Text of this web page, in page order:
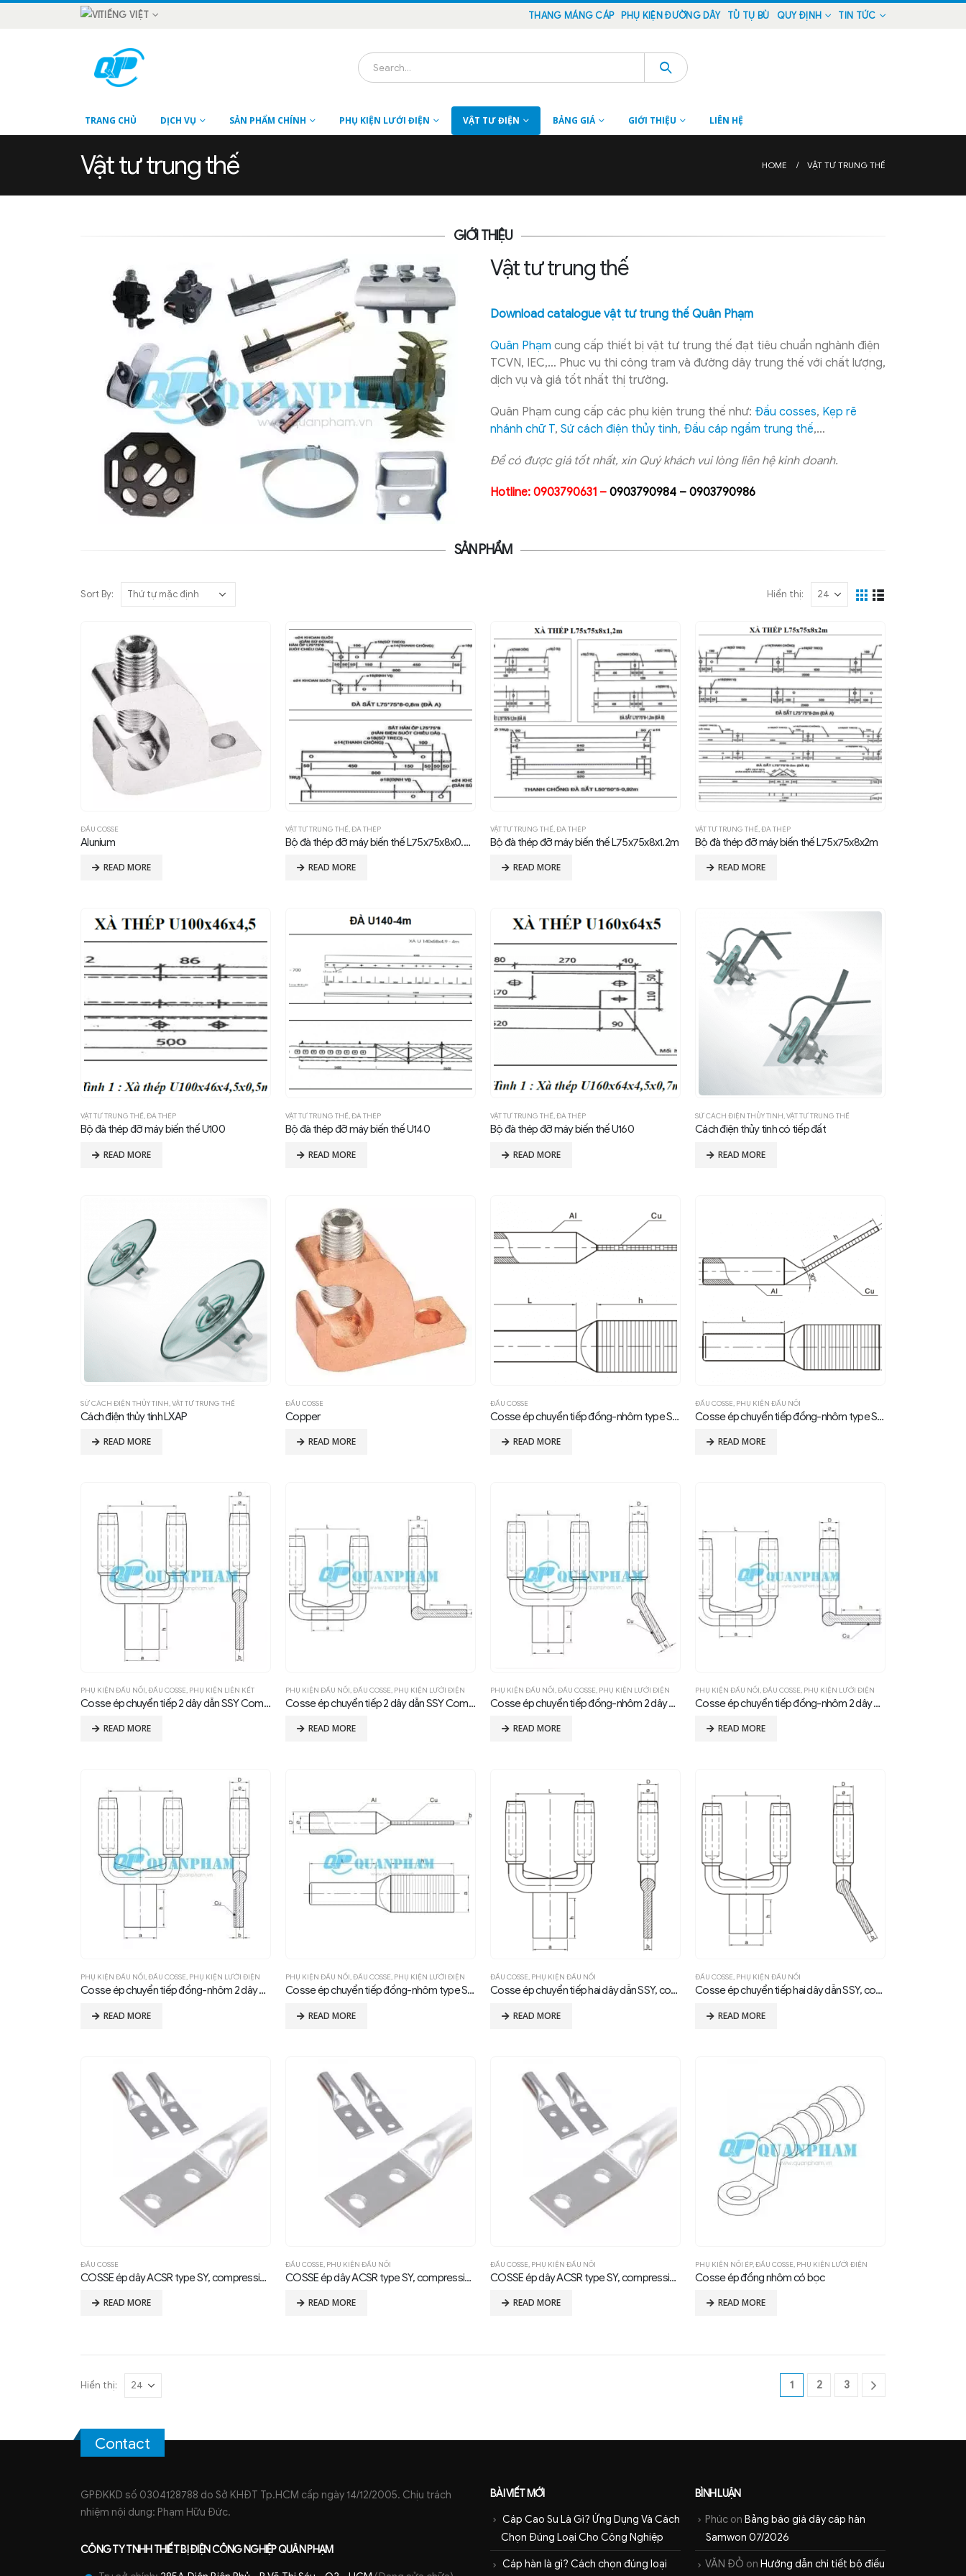
TIẾNG VIỆT THANG MÁNG CÁP PHỤ KIỆN ĐƯỜNG DÂY TỦ TỤ BÙ QUY ĐỊNH TIN TỨC
TRANG CHỦ DỊCH VỤ SẢN PHẨM CHÍNH PHỤ KIỆN LƯỚI ĐIỆN VẬT TƯ ĐIỆN BẢNG GIÁ GIỚI THIỆU LIÊN HỆ
Vật tư trung thế HOME VẬT TƯ TRUNG THẾ
GIỚI THIỆU
Vật tư trung thế
Download catalogue vật tư trung thế Quân Phạm
Quân Phạm cung cấp thiết bị vật tư trung thế đạt tiêu chuẩn nghành điện
TCVN, IEC,… Phục vụ thi công trạm và đường dây trung thế với chất lượng,
dịch vụ và giá tốt nhất thị trường.
Quân Phạm cung cấp các phụ kiện trung thế như: Đầu cosses, Kẹp rẽ
nhánh chữ T, Sứ cách điện thủy tinh, Đầu cáp ngầm trung thế,…
Để có được giá tốt nhất, xin Quý khách vui lòng liên hệ kinh doanh.
Hotline: 0903790631 – 0903790984 – 0903790986
SẢN PHẨM
Sort By: Hiển thị:
ĐẦU COSSE
Alunium
READ MORE
VẬT TƯ TRUNG THẾ,ĐÀ THÉP
Bộ đà thép đỡ máy biến thế L75x75x8x0.8m
READ MORE
VẬT TƯ TRUNG THẾ,ĐÀ THÉP
Bộ đà thép đỡ máy biến thế L75x75x8x1.2m
READ MORE
VẬT TƯ TRUNG THẾ,ĐÀ THÉP
Bộ đà thép đỡ máy biến thế L75x75x8x2m
READ MORE
VẬT TƯ TRUNG THẾ,ĐÀ THÉP
Bộ đà thép đỡ máy biến thế U100
READ MORE
VẬT TƯ TRUNG THẾ,ĐÀ THÉP
Bộ đà thép đỡ máy biến thế U140
READ MORE
VẬT TƯ TRUNG THẾ,ĐÀ THÉP
Bộ đà thép đỡ máy biến thế U160
READ MORE
SỨ CÁCH ĐIỆN THỦY TINH,VẬT TƯ TRUNG THẾ
Cách điện thủy tinh có tiếp đất
READ MORE
SỨ CÁCH ĐIỆN THỦY TINH,VẬT TƯ TRUNG THẾ
Cách điện thủy tinh LXAP
READ MORE
ĐẦU COSSE
Copper
READ MORE
ĐẦU COSSE
Cosse ép chuyển tiếp đồng-nhôm type SYG, compression, 0°
READ MORE
ĐẦU COSSE, PHỤ KIỆN ĐẤU NỐI
Cosse ép chuyển tiếp đồng-nhôm type SYG, compression, 30°
READ MORE
PHỤ KIỆN ĐẤU NỐI,ĐẦU COSSE, PHỤ KIỆN LIÊN KẾT
Cosse ép chuyển tiếp 2 dây dẫn SSY Compression 0°
READ MORE
PHỤ KIỆN ĐẤU NỐI,ĐẦU COSSE, PHỤ KIỆN LƯỚI ĐIỆN
Cosse ép chuyển tiếp 2 dây dẫn SSY Compression 90°
READ MORE
PHỤ KIỆN ĐẤU NỐI,ĐẦU COSSE, PHỤ KIỆN LƯỚI ĐIỆN
Cosse ép chuyển tiếp đồng-nhôm 2 dây dẫn type SSYG, compression 30°
READ MORE
PHỤ KIỆN ĐẤU NỐI,ĐẦU COSSE, PHỤ KIỆN LƯỚI ĐIỆN
Cosse ép chuyển tiếp đồng-nhôm 2 dây dẫn type SSYG, compression 90°
READ MORE
PHỤ KIỆN ĐẤU NỐI,ĐẦU COSSE, PHỤ KIỆN LƯỚI ĐIỆN
Cosse ép chuyển tiếp đồng-nhôm 2 dây dẫn type SSYG, compression, 0°
READ MORE
PHỤ KIỆN ĐẤU NỐI,ĐẦU COSSE, PHỤ KIỆN LƯỚI ĐIỆN
Cosse ép chuyển tiếp đồng-nhôm type SYG, compression, 0°
READ MORE
ĐẦU COSSE, PHỤ KIỆN ĐẤU NỐI
Cosse ép chuyển tiếp hai dây dẫn SSY, compression, 0°
READ MORE
ĐẦU COSSE, PHỤ KIỆN ĐẤU NỐI
Cosse ép chuyển tiếp hai dây dẫn SSY, compression, 30°
READ MORE
ĐẦU COSSE
COSSE ép dây ACSR type SY, compression, 0°
READ MORE
ĐẦU COSSE, PHỤ KIỆN ĐẤU NỐI
COSSE ép dây ACSR type SY, compression, 30°
READ MORE
ĐẦU COSSE, PHỤ KIỆN ĐẤU NỐI
COSSE ép dây ACSR type SY, compression, 90°
READ MORE
PHỤ KIỆN NỐI ÉP,ĐẦU COSSE, PHỤ KIỆN LƯỚI ĐIỆN
Cosse ép đồng nhôm có bọc
READ MORE
Hiển thị: 1 2 3
Contact
GPĐKKD số 0304128788 do Sở KHĐT Tp.HCM cấp ngày 14/12/2005. Chịu trách
nhiệm nội dung: Phạm Hữu Đức.
CÔNG TY TNHHTHIẾT BỊ ĐIỆN CÔNG NGHIỆPQUÂN PHẠM
BÀI VIẾT MỚI
Cáp Cao Su Là Gì? Ứng Dụng Và Cách
Chọn Đúng Loại Cho Công Nghiệp
Cáp hàn là gì? Cách chọn đúng loại
BÌNH LUẬN
Phúc on Bảng báo giá dây cáp hàn
Samwon 07/2026
VĂN ĐỎ on Hướng dẫn chi tiết bộ điều